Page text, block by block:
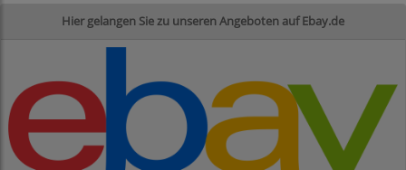
Hier gelangen Sie zu unseren Angeboten auf Ebay.de